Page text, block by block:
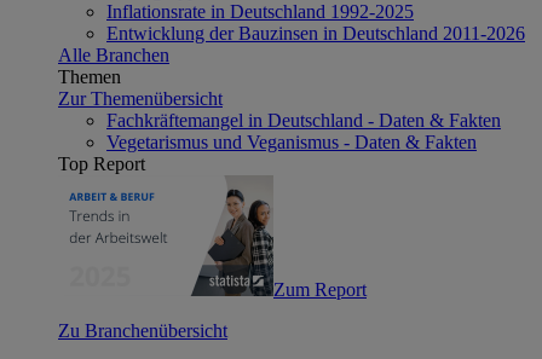
Inflationsrate in Deutschland 1992-2025
Entwicklung der Bauzinsen in Deutschland 2011-2026
Alle Branchen
Themen
Zur Themenübersicht
Fachkräftemangel in Deutschland - Daten & Fakten
Vegetarismus und Veganismus - Daten & Fakten
Top Report
Zum Report
Zu Branchenübersicht